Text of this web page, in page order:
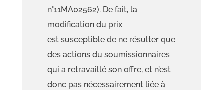
n°11MA02562). De fait, la
modification du prix
est susceptible de ne résulter que
des actions du soumissionnaires
qui a retravaillé son offre, et n’est
donc pas nécessairement liée à